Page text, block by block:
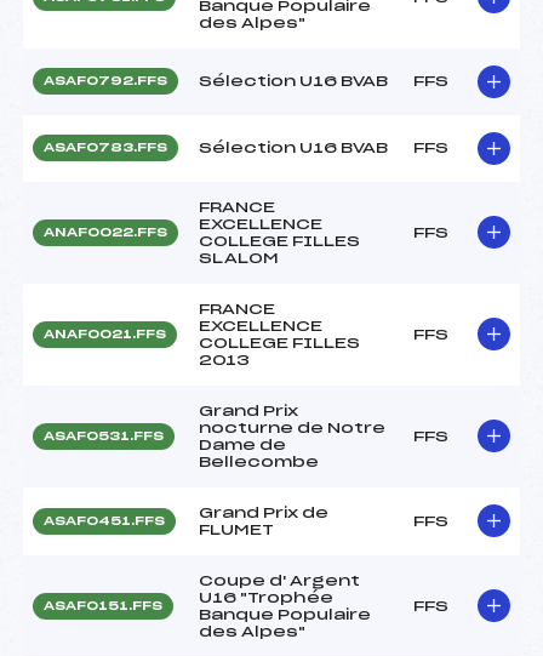
Banque Populaire
des Alpes"
ASAF0792.FFS Sélection U16 BVAB FFS
ASAF0783.FFS Sélection U16 BVAB FFS
ANAF0022.FFS
FRANCE
EXCELLENCE
COLLEGE FILLES
SLALOM
FFS
ANAF0021.FFS
FRANCE
EXCELLENCE
COLLEGE FILLES
2013
FFS
ASAF0531.FFS
Grand Prix
nocturne de Notre
Dame de
Bellecombe
FFS
ASAF0451.FFS
Grand Prix de
FLUMET
FFS
ASAF0151.FFS
Coupe d' Argent
U16 "Trophée
Banque Populaire
des Alpes"
FFS